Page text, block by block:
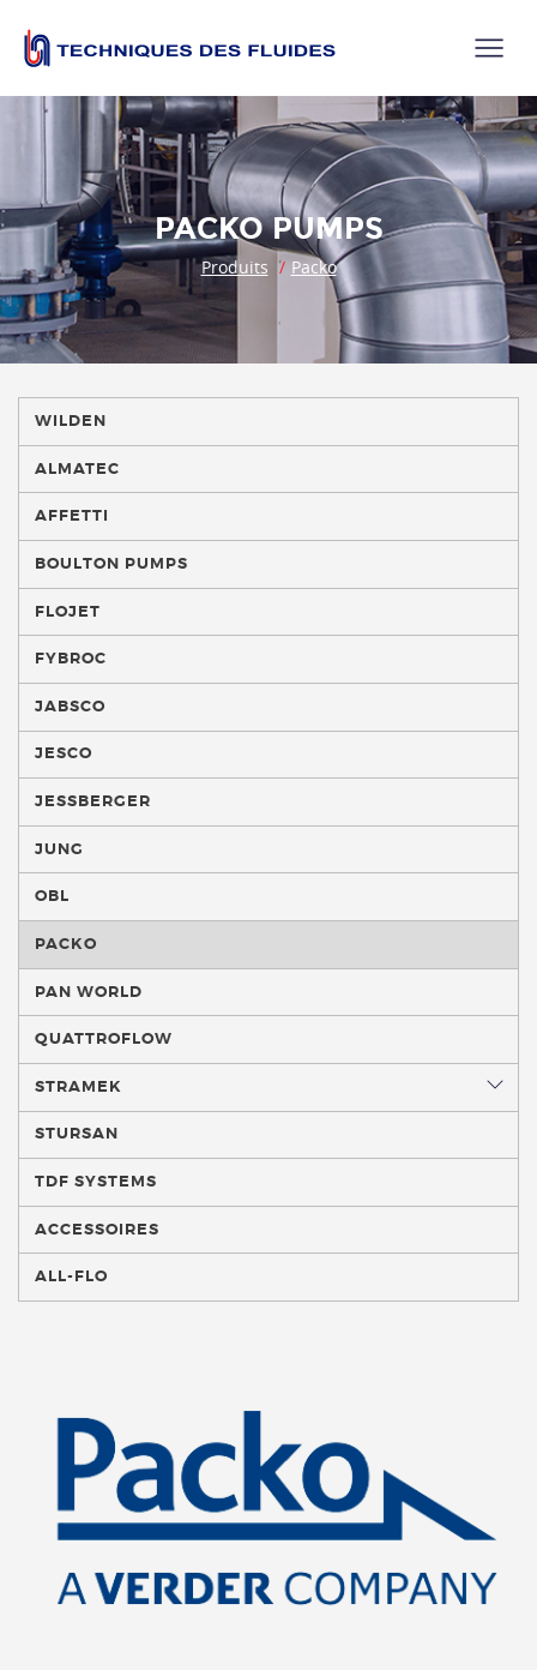
PACKO PUMPS
Produits Packo
WILDEN
ALMATEC
AFFETTI
BOULTON PUMPS
FLOJET
FYBROC
JABSCO
JESCO
JESSBERGER
JUNG
OBL
PACKO
PAN WORLD
QUATTROFLOW
STRAMEK
STURSAN
TDF SYSTEMS
ACCESSOIRES
ALL-FLO